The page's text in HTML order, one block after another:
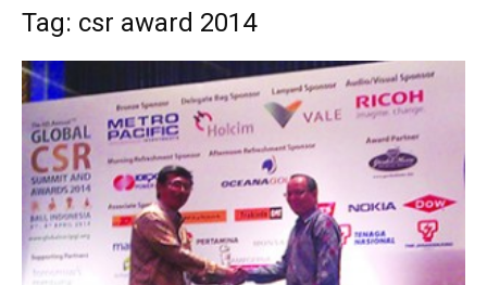
Tag: csr award 2014